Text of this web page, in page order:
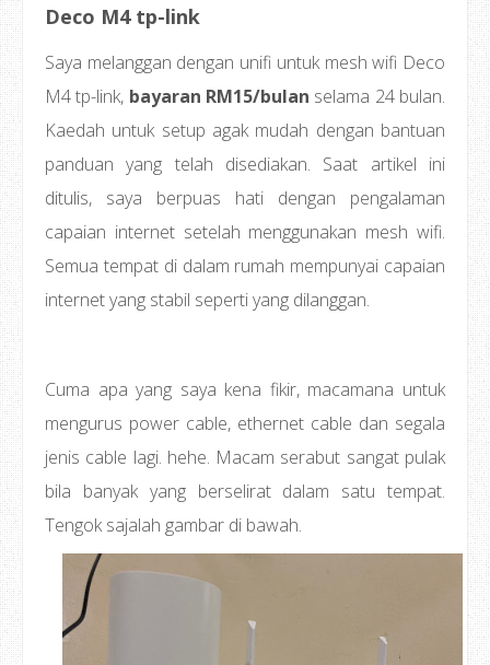
Deco M4 tp-link
Saya melanggan dengan unifi untuk mesh wifi Deco
M4 tp-link, bayaran RM15/bulan selama 24 bulan.
Kaedah untuk setup agak mudah dengan bantuan
panduan yang telah disediakan. Saat artikel ini
ditulis, saya berpuas hati dengan pengalaman
capaian internet setelah menggunakan mesh wifi.
Semua tempat di dalam rumah mempunyai capaian
internet yang stabil seperti yang dilanggan.
Cuma apa yang saya kena fikir, macamana untuk
mengurus power cable, ethernet cable dan segala
jenis cable lagi. hehe. Macam serabut sangat pulak
bila banyak yang berselirat dalam satu tempat.
Tengok sajalah gambar di bawah.